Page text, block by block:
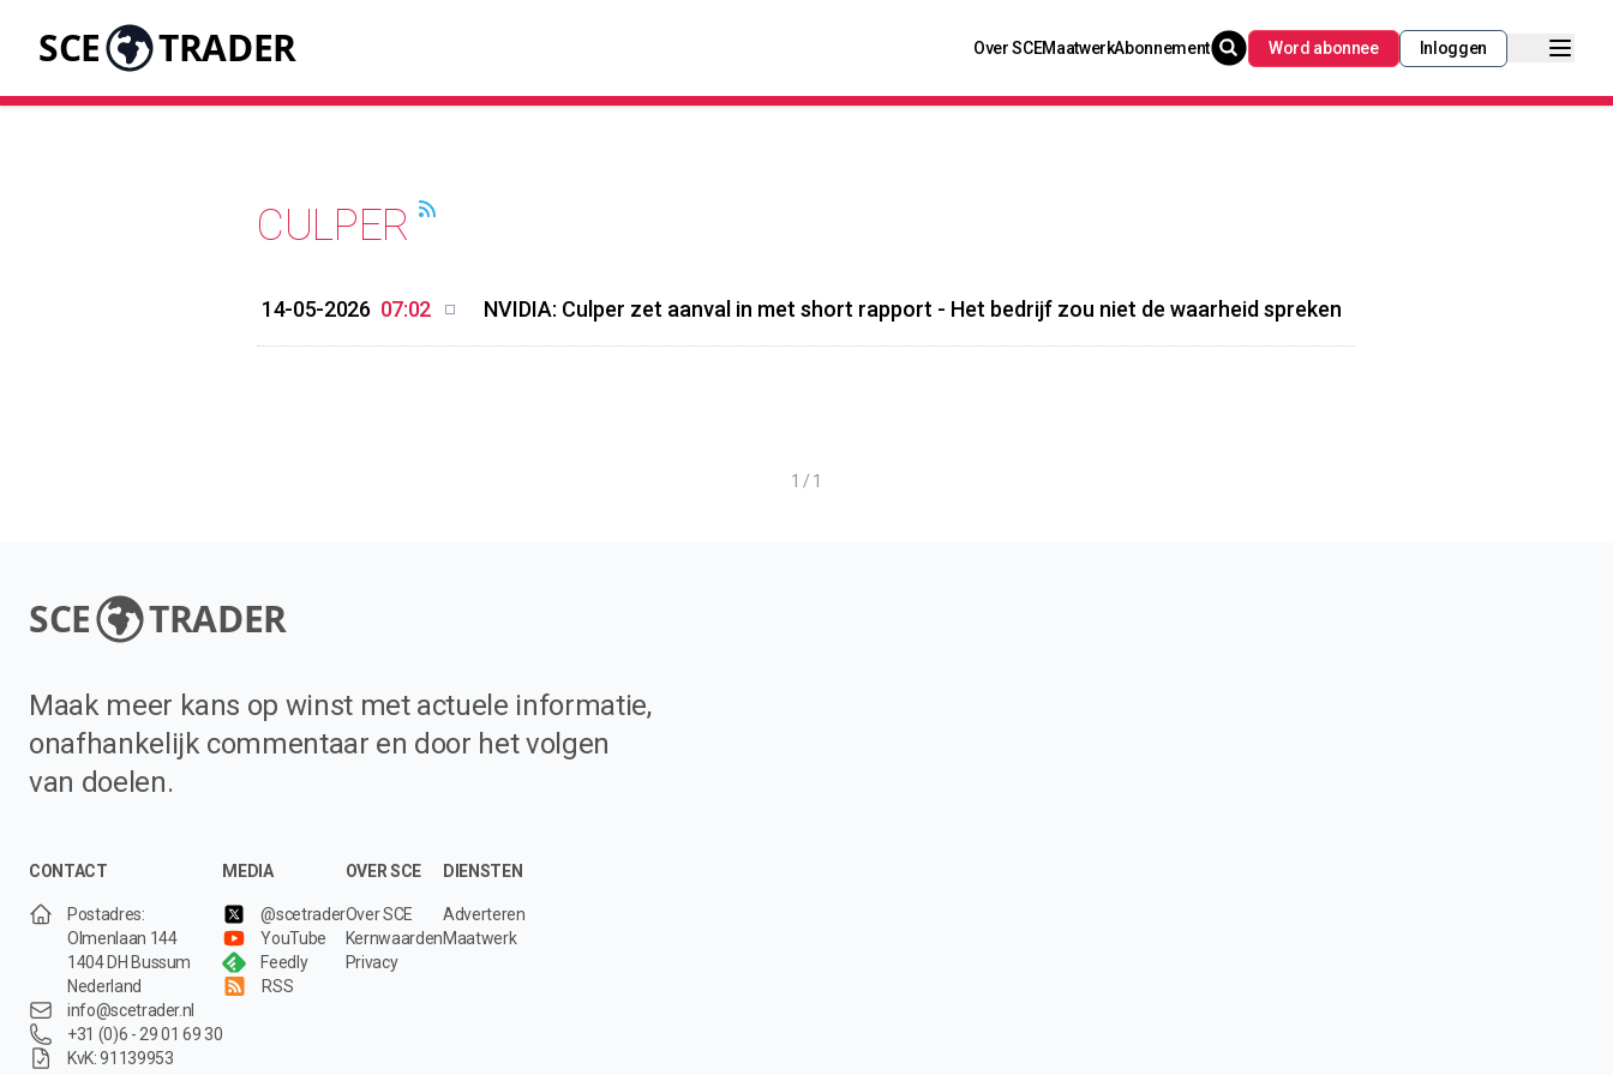
SCE TRADER Over SCEMaatwerkAbonnement Word abonnee Inloggen
CULPER
14-05-2026 07:02 NVIDIA: Culper zet aanval in met short rapport - Het bedrijf zou niet de waarheid spreken
1 / 1
SCE TRADER
Maak meer kans op winst met actuele informatie,
onafhankelijk commentaar en door het volgen
van doelen.
CONTACT
Postadres:
Olmenlaan 144
1404 DH Bussum
Nederland
info@scetrader.nl
+31 (0)6 - 29 01 69 30
KvK: 91139953
MEDIA
@scetrader
YouTube
Feedly
RSS
OVER SCE
Over SCE
Kernwaarden
Privacy
DIENSTEN
Adverteren
Maatwerk